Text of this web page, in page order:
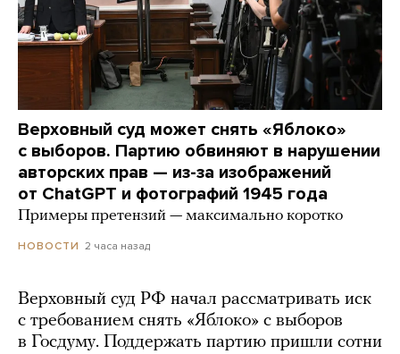
Верховный суд может снять «Яблоко»
с выборов. Партию обвиняют в нарушении
авторских прав — из-за изображений
от ChatGPT и фотографий 1945 года
Примеры претензий — максимально коротко
НОВОСТИ 2 часа назад
Верховный суд РФ начал рассматривать иск
с требованием снять «Яблоко» с выборов
в Госдуму. Поддержать партию пришли сотни